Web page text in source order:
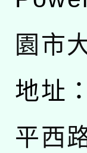
園市
地址：
平西